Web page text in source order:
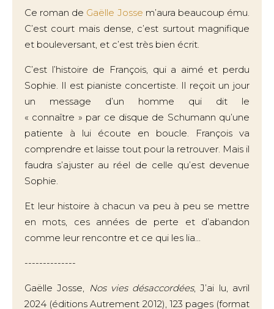
Ce roman de Gaëlle Josse m’aura beaucoup ému.
C’est court mais dense, c’est surtout magnifique
et bouleversant, et c’est très bien écrit.
C’est l’histoire de François, qui a aimé et perdu
Sophie. Il est pianiste concertiste. Il reçoit un jour
un message d’un homme qui dit le
« connaître » par ce disque de Schumann qu’une
patiente à lui écoute en boucle. François va
comprendre et laisse tout pour la retrouver. Mais il
faudra s’ajuster au réel de celle qu’est devenue
Sophie.
Et leur histoire à chacun va peu à peu se mettre
en mots, ces années de perte et d’abandon
comme leur rencontre et ce qui les lia...
--------------
Gaëlle Josse, Nos vies désaccordées, J’ai lu, avril
2024 (éditions Autrement 2012), 123 pages (format